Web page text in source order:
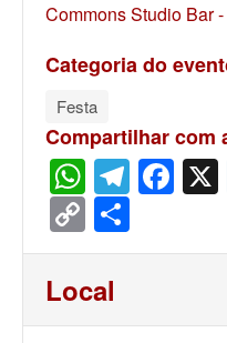
Commons Studio Bar
Categoria do
Festa
Compartilhar com
Copy
Link
Local